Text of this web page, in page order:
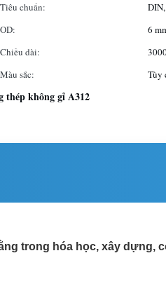
Tiêu chuẩn:
OD:
6
Chiều dài:
Màu sắc:
Tùy
thép không gỉ A312
trong hóa học, xây dựng,